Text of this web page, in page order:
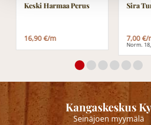
Keski Harmaa Perus
16,90 €/m
Sira
7,00 €/
Norm.
Kangaskeskus
Seinäjoen myymälä